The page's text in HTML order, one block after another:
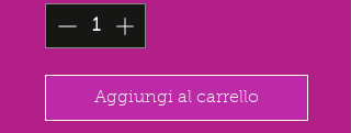
Aggiungi al carrello